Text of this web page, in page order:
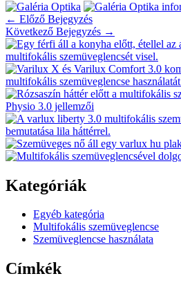
← Előző Bejegyzés
Következő Bejegyzés →
Kategóriák
Egyéb kategória
Multifokális szemüveglencse
Szemüveglencse használata
Címkék